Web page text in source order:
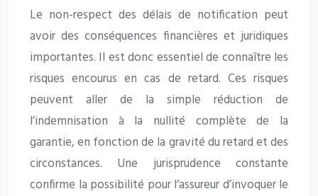
Le non-respect des délais de notification peut
avoir des conséquences financières et juridiques
importantes. Il est donc essentiel de connaître les
risques encourus en cas de retard. Ces risques
peuvent aller de la simple réduction de
l’indemnisation à la nullité complète de la
garantie, en fonction de la gravité du retard et des
circonstances. Une jurisprudence constante
confirme la possibilité pour l’assureur d’invoquer le